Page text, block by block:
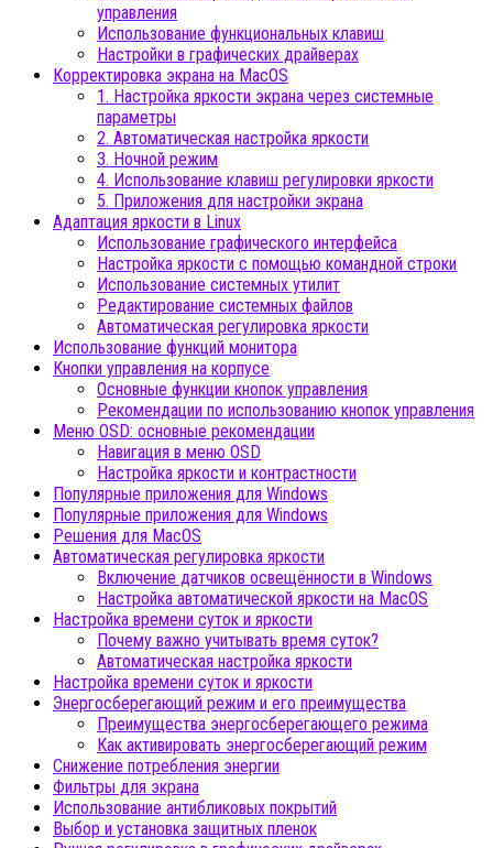
управления
Использование функциональных клавиш
Настройки в графических драйверах
Корректировка экрана на MacOS
1. Настройка яркости экрана через системные
параметры
2. Автоматическая настройка яркости
3. Ночной режим
4. Использование клавиш регулировки яркости
5. Приложения для настройки экрана
Адаптация яркости в Linux
Использование графического интерфейса
Настройка яркости с помощью командной строки
Использование системных утилит
Редактирование системных файлов
Автоматическая регулировка яркости
Использование функций монитора
Кнопки управления на корпусе
Основные функции кнопок управления
Рекомендации по использованию кнопок управления
Меню OSD: основные рекомендации
Навигация в меню OSD
Настройка яркости и контрастности
Популярные приложения для Windows
Популярные приложения для Windows
Решения для MacOS
Автоматическая регулировка яркости
Включение датчиков освещённости в Windows
Настройка автоматической яркости на MacOS
Настройка времени суток и яркости
Почему важно учитывать время суток?
Автоматическая настройка яркости
Настройка времени суток и яркости
Энергосберегающий режим и его преимущества
Преимущества энергосберегающего режима
Как активировать энергосберегающий режим
Снижение потребления энергии
Фильтры для экрана
Использование антибликовых покрытий
Выбор и установка защитных пленок